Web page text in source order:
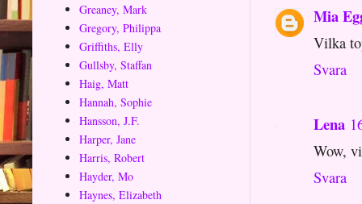
Mia
Vilka
Svara
Lena
Wow,
Svara
Greaney, Mark
Gregory, Philippa
Griffiths, Elly
Gullsby, Staffan
Haig, Matt
Hannah, Sophie
Hansson, J.F.
Harper, Jane
Harris, Robert
Hayder, Mo
Haynes, Elizabeth